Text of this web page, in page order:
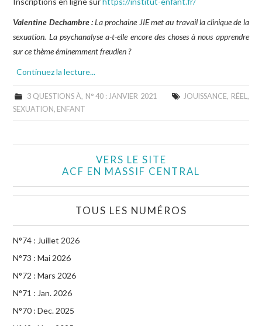
Valentine Dechambre :La prochaine JIE met au travail la clinique de la
sexuation. La psychanalyse a-t-elle encore des choses à nous apprendre
sur ce thème éminemment freudien ?
Continuez la lecture...
3 QUESTIONS À, N° 40 : JANVIER 2021 JOUISSANCE, RÉEL ,
SEXUATION, ENFANT
VERS LE SITE
ACF EN MASSIF CENTRAL
TOUS LES NUMÉROS
N°74 : Juillet 2026
N°73 : Mai 2026
N°72 : Mars 2026
N°71 : Jan. 2026
N°70 : Dec. 2025